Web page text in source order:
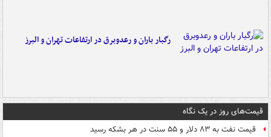
رگبار باران و رعدوبرق در ارتفاعات تهران و البرز
قیمت‌های روز در یک نگاه
قیمت نفت به ۸۳ دلار و ۵۵ سنت در هر بشکه رسید